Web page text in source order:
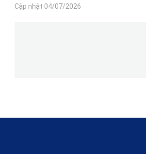
Cập nhật 04/07/2026